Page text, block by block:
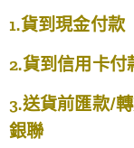
1.貨到現金付款
2.貨到信用卡付
3.送貨前匯款/
銀聯